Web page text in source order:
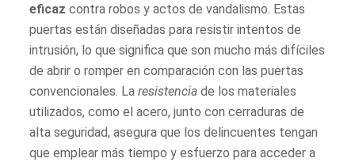
eficaz contra robos y actos de vandalismo. Estas
puertas están diseñadas para resistir intentos de
intrusión, lo que significa que son mucho más difíciles
de abrir o romper en comparación con las puertas
convencionales. Laresistencia de los materiales
utilizados, como el acero, junto con cerraduras de
alta seguridad, asegura que los delincuentes tengan
que emplear más tiempo y esfuerzo para acceder a